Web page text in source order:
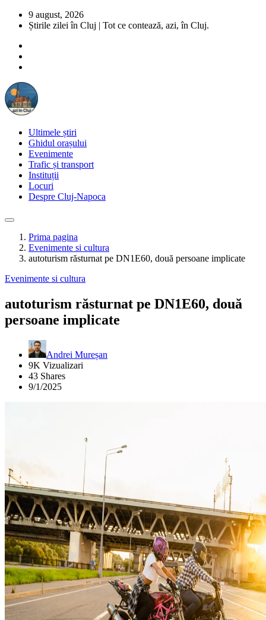
9 august, 2026
Știrile zilei în Cluj | Tot ce contează, azi, în Cluj.
Ultimele știri
Ghidul orașului
Evenimente
Trafic și transport
Instituții
Locuri
Despre Cluj-Napoca
Prima pagina
Evenimente si cultura
autoturism răsturnat pe DN1E60, două persoane implicate
Evenimente si cultura
autoturism răsturnat pe DN1E60, două
persoane implicate
Andrei Mureșan
9K Vizualizari
43 Shares
9/1/2025